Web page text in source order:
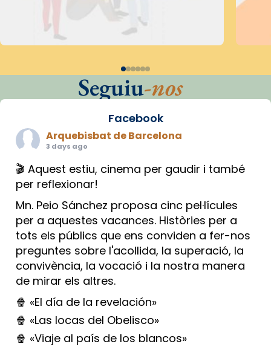
Seguiu-nos
Facebook
Arquebisbat de Barcelona
3 days ago
🎬 Aquest estiu, cinema per gaudir i també
per reflexionar!
Mn. Peio Sánchez proposa cinc pel·lícules
per a aquestes vacances. Històries per a
tots els públics que ens conviden a fer-nos
preguntes sobre l'acollida, la superació, la
convivència, la vocació i la nostra manera
de mirar els altres.
🍿 «El día de la revelación»
🍿 «Las locas del Obelisco»
🍿 «Viaje al país de los blancos»